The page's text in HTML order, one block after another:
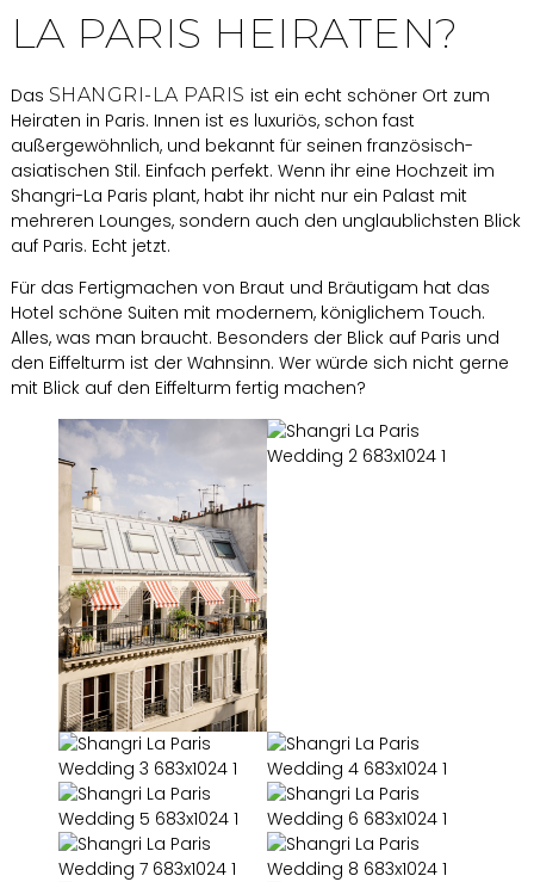
LA PARIS HEIRATEN?
Das SHANGRI-LA PARIS ist ein echt schöner Ort zum
Heiraten in Paris. Innen ist es luxuriös, schon fast
außergewöhnlich, und bekannt für seinen französisch-
asiatischen Stil. Einfach perfekt. Wenn ihr eine Hochzeit im
Shangri-La Paris plant, habt ihr nicht nur ein Palast mit
mehreren Lounges, sondern auch den unglaublichsten Blick
auf Paris. Echt jetzt.
Für das Fertigmachen von Braut und Bräutigam hat das
Hotel schöne Suiten mit modernem, königlichem Touch.
Alles, was man braucht. Besonders der Blick auf Paris und
den Eiffelturm ist der Wahnsinn. Wer würde sich nicht gerne
mit Blick auf den Eiffelturm fertig machen?